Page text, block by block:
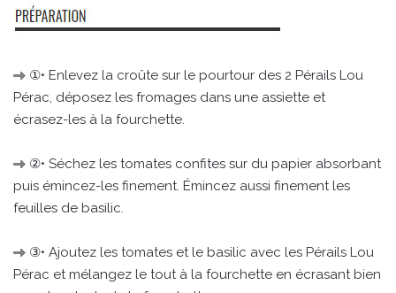
①• Enlevez la croûte sur le pourtour des 2 Pérails Lou
Pérac, déposez les fromages dans une assiette et
écrasez-les à la fourchette.
②• Séchez les tomates confites sur du papier absorbant
puis émincez-les finement. Émincez aussi finement les
feuilles de basilic.
③• Ajoutez les tomates et le basilic avec les Pérails Lou
Pérac et mélangez le tout à la fourchette en écrasant bien